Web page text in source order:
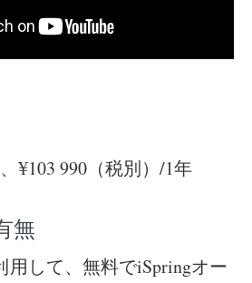
¥103 990（税別）/1年
無
用して、無料でiSpringオー